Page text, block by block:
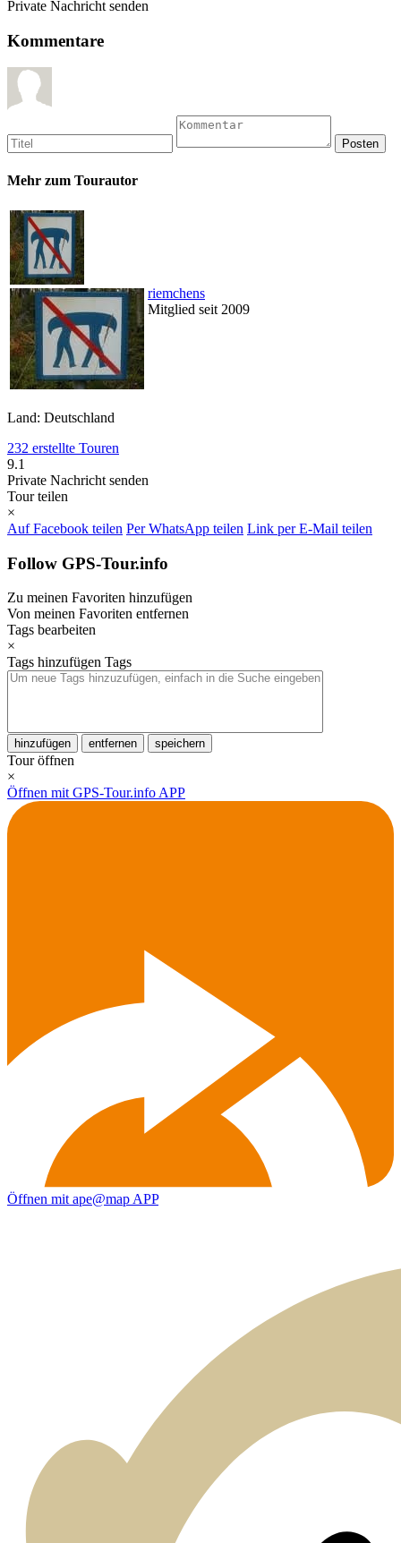
Private Nachricht senden
Kommentare
Mehr zum Tourautor
riemchens
Mitglied seit 2009
Land: Deutschland
232 erstellte Touren
9.1
Private Nachricht senden
Tour teilen
×
Auf Facebook teilen Per WhatsApp teilen Link per E-Mail teilen
Follow GPS-Tour.info
Zu meinen Favoriten hinzufügen
Von meinen Favoriten entfernen
Tags bearbeiten
×
Tags hinzufügen Tags
hinzufügen entfernen speichern
Tour öffnen
×
Öffnen mit GPS-Tour.info APP
Öffnen mit ape@map APP